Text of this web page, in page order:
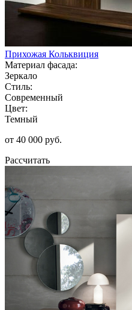
Прихожая Кольквиция
Материал фасада:
Зеркало
Стиль:
Современный
Цвет:
Темный
от 40 000 руб.
Рассчитать